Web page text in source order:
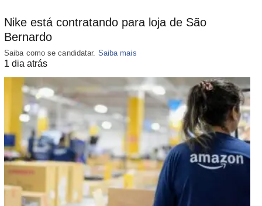
Nike está contratando para loja de São
Bernardo
Saiba como se candidatar. Saiba mais
1 dia atrás